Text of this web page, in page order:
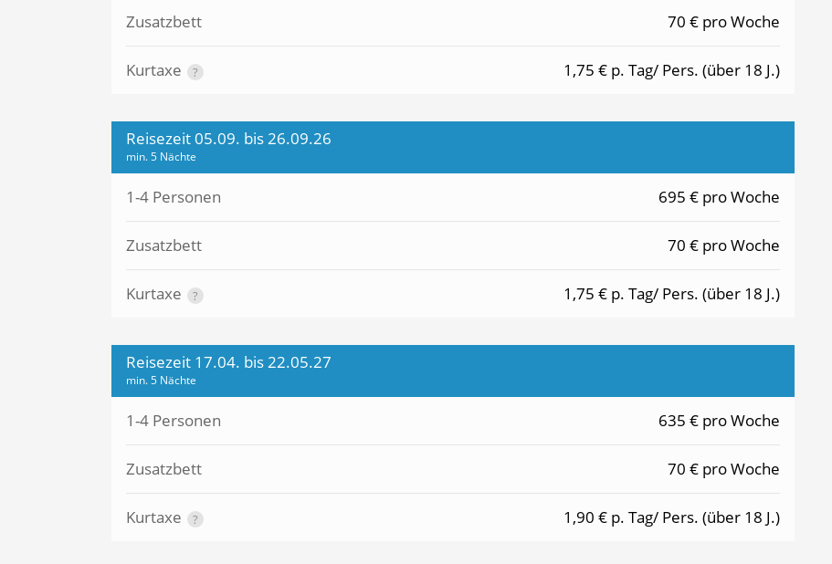
Zusatzbett 70 € pro Woche
Kurtaxe ? 1,75 € p. Tag/ Pers. (über 18 J.)
Reisezeit 05.09. bis 26.09.26
min. 5 Nächte
1-4 Personen 695 € pro Woche
Zusatzbett 70 € pro Woche
Kurtaxe ? 1,75 € p. Tag/ Pers. (über 18 J.)
Reisezeit 17.04. bis 22.05.27
min. 5 Nächte
1-4 Personen 635 € pro Woche
Zusatzbett 70 € pro Woche
Kurtaxe ? 1,90 € p. Tag/ Pers. (über 18 J.)